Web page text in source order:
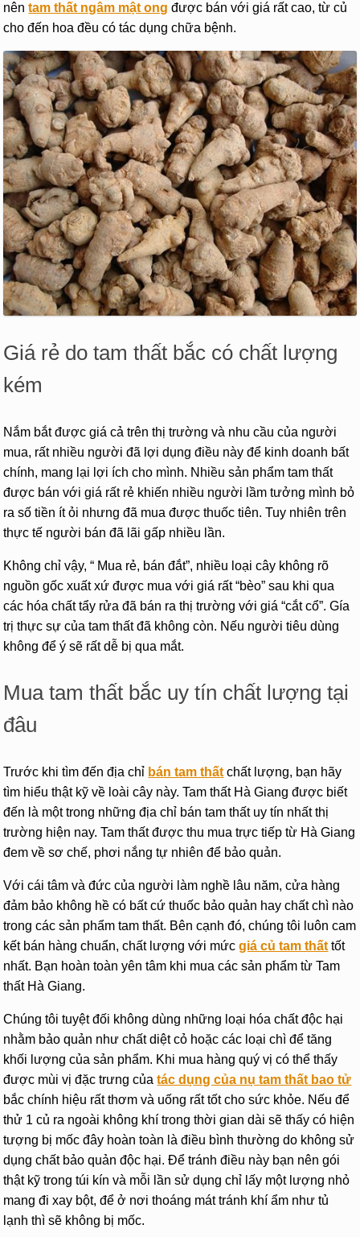
nêntam thất ngâm mật ong được bán với giá rất cao, từ củ
cho đến hoa đều có tác dụng chữa bệnh.
Giá rẻ do tam thất bắc có chất lượng
kém
Nắm bắt được giá cả trên thị trường và nhu cầu của người
mua, rất nhiều người đã lợi dụng điều này để kinh doanh bất
chính, mang lại lợi ích cho mình. Nhiều sản phẩm tam thất
được bán với giá rất rẻ khiến nhiều người lầm tưởng mình bỏ
ra số tiền ít ỏi nhưng đã mua được thuốc tiên. Tuy nhiên trên
thực tế người bán đã lãi gấp nhiều lần.
Không chỉ vậy, “ Mua rẻ, bán đắt”, nhiều loại cây không rõ
nguồn gốc xuất xứ được mua với giá rất “bèo” sau khi qua
các hóa chất tẩy rửa đã bán ra thị trường với giá “cắt cổ”. Gía
trị thực sự của tam thất đã không còn. Nếu người tiêu dùng
không để ý sẽ rất dễ bị qua mắt.
Mua tam thất bắc uy tín chất lượng tại
đâu
Trước khi tìm đến địa chỉ bán tam thất chất lượng, bạn hãy
tìm hiểu thật kỹ về loài cây này. Tam thất Hà Giang được biết
đến là một trong những địa chỉ bán tam thất uy tín nhất thị
trường hiện nay. Tam thất được thu mua trực tiếp từ Hà Giang
đem về sơ chế, phơi nắng tự nhiên để bảo quản.
Với cái tâm và đức của người làm nghề lâu năm, cửa hàng
đảm bảo không hề có bất cứ thuốc bảo quản hay chất chì nào
trong các sản phẩm tam thất. Bên cạnh đó, chúng tôi luôn cam
kết bán hàng chuẩn, chất lượng với mứcgiá củ tam thất tốt
nhất. Bạn hoàn toàn yên tâm khi mua các sản phẩm từ Tam
thất Hà Giang.
Chúng tôi tuyệt đối không dùng những loại hóa chất độc hại
nhằm bảo quản như chất diệt cỏ hoặc các loại chì để tăng
khối lượng của sản phẩm. Khi mua hàng quý vị có thể thấy
được mùi vị đặc trưng củatác dụng của nụ tam thất bao tử
bắc chính hiệu rất thơm và uống rất tốt cho sức khỏe. Nếu để
thử 1 củ ra ngoài không khí trong thời gian dài sẽ thấy có hiện
tượng bị mốc đây hoàn toàn là điều bình thường do không sử
dụng chất bảo quản độc hại. Để tránh điều này bạn nên gói
thật kỹ trong túi kín và mỗi lần sử dụng chỉ lấy một lượng nhỏ
mang đi xay bột, để ở nơi thoáng mát tránh khí ẩm như tủ
lạnh thì sẽ không bị mốc.